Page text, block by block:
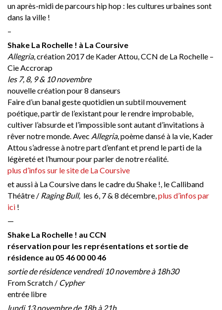
un après-midi de parcours hip hop : les cultures urbaines sont
dans la ville !
–
Shake La Rochelle ! à La Coursive
Allegria, création 2017 de Kader Attou, CCN de La Rochelle –
Cie Accrorap
les 7, 8, 9 & 10 novembre
nouvelle création pour 8 danseurs
Faire d’un banal geste quotidien un subtil mouvement
poétique, partir de l’existant pour le rendre improbable,
cultiver l’absurde et l’impossible sont autant d’invitations à
rêver notre monde. Avec Allegria, poème dansé à la vie, Kader
Attou s’adresse à notre part d’enfant et prend le parti de la
légèreté et l’humour pour parler de notre réalité.
plus d’infos sur le site de La Coursive
et aussi à La Coursive dans le cadre du Shake !, le Calliband
Théâtre / Raging Bull, les 6, 7 & 8 décembre,plus d’infos par
ici !
—
Shake La Rochelle ! au CCN
réservation pour les représentations et sortie de
résidence au 05 46 00 00 46
sortie de résidence vendredi 10 novembre à 18h30
From Scratch / Cypher
entrée libre
lundi 13 novembre de 18h à 21h